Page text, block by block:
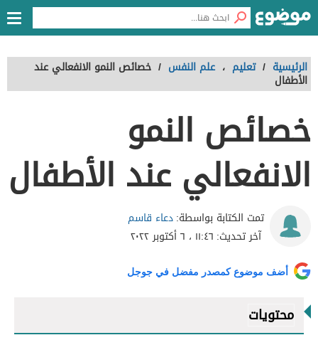
الرئيسية / تعليم ، علم النفس / خصائص النمو الانفعالي عند
الأطفال
خصائص النمو
الانفعالي عند الأطفال
تمت الكتابة بواسطة:دعاء قاسم
آخر تحديث: ١١:٤٦ ، ٦ أكتوبر ٢٠٢٢
أضف موضوع كمصدر مفضل في جوجل
محتويات